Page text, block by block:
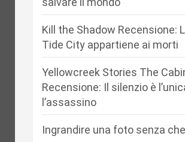
Kill the Shadow Recensione:
Tide City appartiene ai morti
Yellowcreek Stories The
Recensione: Il silenzio è
l’assassino
Ingrandire una foto senza